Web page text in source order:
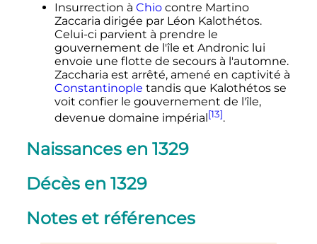
Insurrection à Chiocontre Martino
Zaccaria dirigée par Léon Kalothétos.
Celui-ci parvient à prendre le
gouvernement de l'île et Andronic lui
envoie une flotte de secours à l'automne.
Zaccharia est arrêté, amené en captivité à
Constantinople tandis que Kalothétos se
voit confier le gouvernement de l'île,
devenue domaine impérial [13].
Naissances en 1329
Décès en 1329
Notes et références